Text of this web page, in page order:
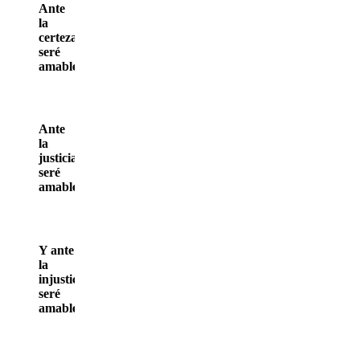
Ante
la
certeza,
seré
amable.
Ante
la
justicia,
seré
amable.
Y ante
la
injusticia,
seré
amable.